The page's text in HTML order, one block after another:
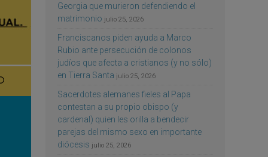
Georgia que murieron defendiendo el
matrimonio julio 25, 2026
Franciscanos piden ayuda a Marco
Rubio ante persecución de colonos
judíos que afecta a cristianos (y no sólo)
en Tierra Santa julio 25, 2026
Sacerdotes alemanes fieles al Papa
contestan a su propio obispo (y
cardenal) quien les orilla a bendecir
parejas del mismo sexo en importante
diócesis julio 25, 2026